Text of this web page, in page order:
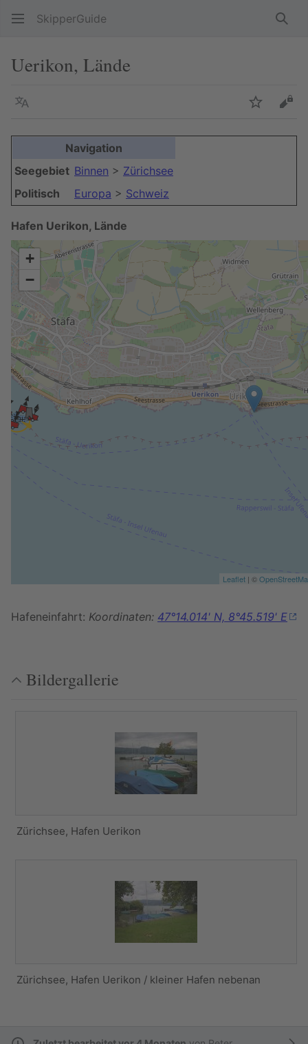
SkipperGuide
Uerikon, Lände
Sprache
Navigation
Seegebiet Binnen > Zürichsee
Politisch
Europa > Schweiz
Hafen Uerikon, Lände
+
−
Leaflet | ©
Hafeneinfahrt: Koordinaten: 47°14.014' N, 8°45.519' E
Bildergallerie
Zürichsee, Hafen Uerikon
Zürichsee, Hafen Uerikon / kleiner Hafen nebenan